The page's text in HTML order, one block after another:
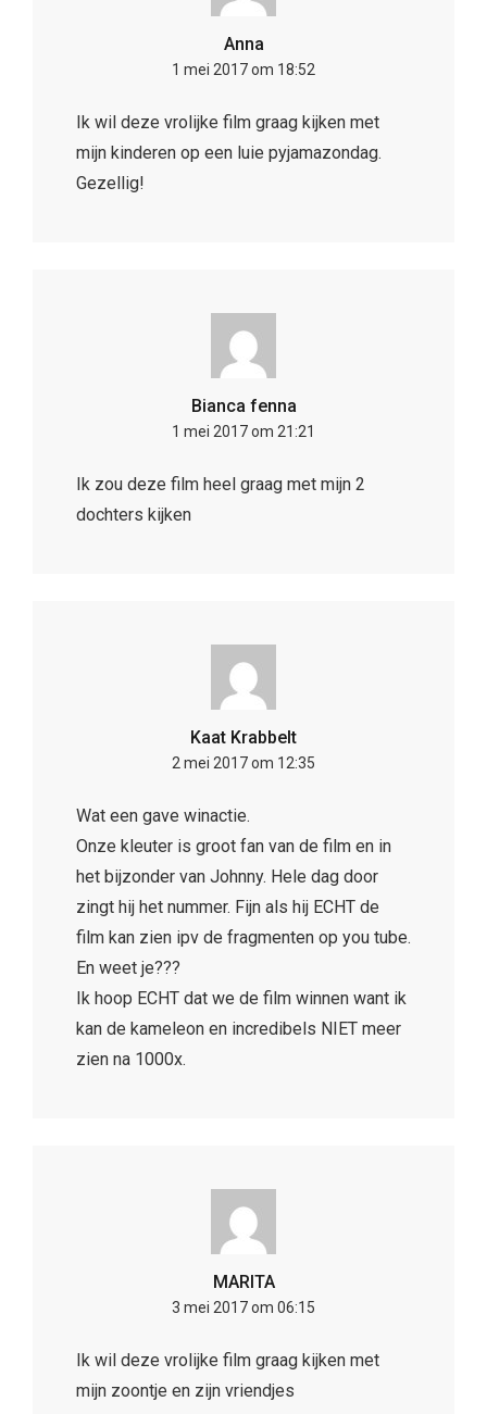
Anna
1 mei 2017 om 18:52
Ik wil deze vrolijke film graag kijken met
mijn kinderen op een luie pyjamazondag.
Gezellig!
Bianca fenna
1 mei 2017 om 21:21
Ik zou deze film heel graag met mijn 2
dochters kijken
Kaat Krabbelt
2 mei 2017 om 12:35
Wat een gave winactie.
Onze kleuter is groot fan van de film en in
het bijzonder van Johnny. Hele dag door
zingt hij het nummer. Fijn als hij ECHT de
film kan zien ipv de fragmenten op you tube.
En weet je???
Ik hoop ECHT dat we de film winnen want ik
kan de kameleon en incredibels NIET meer
zien na 1000x.
MARITA
3 mei 2017 om 06:15
Ik wil deze vrolijke film graag kijken met
mijn zoontje en zijn vriendjes